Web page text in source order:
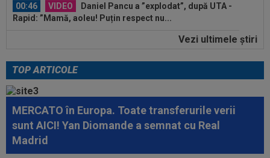
00:46 VIDEO
Daniel Pancu a ”explodat”, după UTA -
Rapid: ”Mamă, aoleu! Puțin respect nu...
Atacant pentru FCSB! A făcut
08:04 FOTO
Trei jucători au primit aceeași notă,
după UTA - Rapid
08:03 EXCLUSIV
Rapid s-a convins de Filip
Stojilkovic, după doar o singură repriză
08:00
(P) Un pariu de doar 5 Lei s-a transformat într-
Vezi ultimele ştiri
TOP ARTICOLE
MERCATO în Europa. Toate transferurile verii
sunt AICI! Yan Diomande a semnat cu Real
Madrid